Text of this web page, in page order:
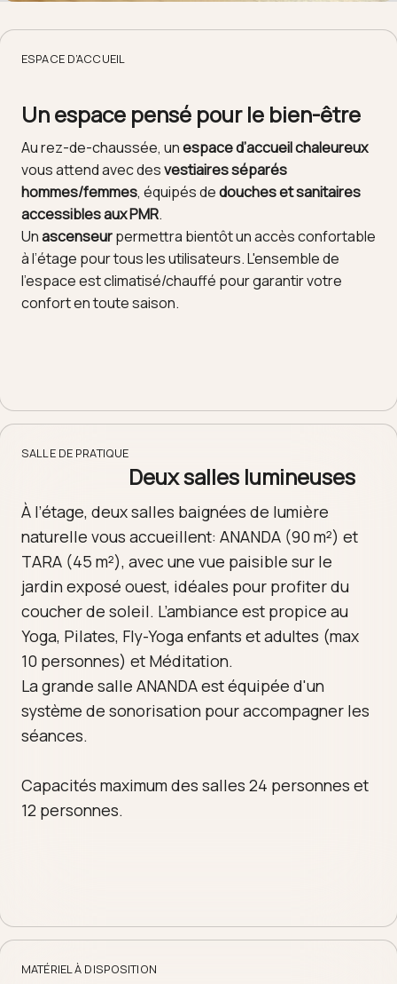
ESPACE D’ACCUEIL
Un espace pensé pour le bien-être
Au rez-de-chaussée, unespace d’accueil chaleureux
vous attend avec desvestiaires séparés
hommes/femmes, équipés dedouches et sanitaires
accessibles aux PMR.
Unascenseurpermettra bientôt un accès confortable
à l’étage pour tous les utilisateurs. L'ensemble de
l'espace est climatisé/chauffé pour garantir votre
confort en toute saison.
SALLE DE PRATIQUE
Deux salles lumineuses
À l’étage, deux salles baignées de lumière
naturelle vous accueillent: ANANDA (90 m²) et
TARA (45 m²), avec une vue paisible sur le
jardin exposé ouest, idéales pour profiter du
coucher de soleil. L’ambiance est propice au
Yoga, Pilates, Fly-Yoga enfants et adultes (max
10 personnes) et Méditation.
La grande salle ANANDA est équipée d'un
système de sonorisation pour accompagner les
séances.
Capacités maximum des salles 24 personnes et
12 personnes.
MATÉRIEL À DISPOSITION